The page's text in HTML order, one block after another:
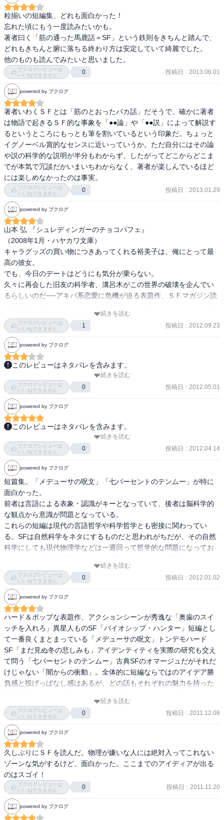
粒揃いの短編集、どれも面白かった！
忘れた頃にもう一度読みたいかも。
著者曰く「筋の通った馬鹿話＝SF」という鉄則をきちんと踏んで、
どれもきちんと腑に落ちる終わり方は安定していて綺麗でした。
他のものも読んでみたいと思いました。
ブクログレビューは
いいねできません
0 投稿日 : 2013.06.01
powered by ブクログ
著者いわくＳＦとは「筋のとおったバカ話」だそうで、確かに著者
は物語で起きるＳＦ的な事象を「●●論」や「●●説」によって解説す
るというところにもっとも筆を割いているという印象だ。ちょっと
イグノーベル賞的なセンスに近いっていうか。ただ自分にはその論
や説の科学的な説明が半分もわからず、したがってどこからどこま
でが本気で冗談だかいまいちわからなく、著者が楽しんでいるほど
には楽しめなかったのは事実。
ブクログレビューは
いいねできません
0 投稿日 : 2013.01.29
powered by ブクログ
山本 弘 『シュレディンガーのチョコパフェ』
（2008年1月・ハヤカワ文庫）
キャラグッズの買い物につきあってくれる裕美子は、俺にとって最
高の彼女。
でも、今日のデートはどうにも気分が乗らない。
久々に再会した旧友の科学者、溝呂木がこの世界の破壊を企んでい
るらしいのだ──アキバ系恋愛に危機が迫る表題作、ＳＦマガジン読
えざる激闘を描く「奥歯のスイッチを入れろ」ほか７篇を収録。
『まだ見ぬ冬の悲しみも』改題文庫化。（早川書房HPより）
2006年1月出版の『まだ見ぬ冬の悲しみも』に短編「七パーセントの
テンムー」を加えて改題、文庫化。
「シュレティンガーのチョコパフェ」
原型は20年以上前に発表されたものらしいが、『ＭＭ９』でも物語
の核となっていた「人間原理」を主題に、マッドサイエンティスト
のちょっとした発明で崩壊していく世界を描いた一篇。
論理的には無茶だが、この人が書くと納得せざるをえない。
量子の世界における不確定性原理を現実世界に当てはめることで、
世界の存在そのものが揺らぎ始める。
各個のアイデンティティを保つのに必要なのは自我ではなく他者へ
の愛だとする理論に万歳三唱。
しかしこの作品の理屈だと、やはり世界の中心には自分がいる、っ
てことなのか？？？
「奥歯のスイッチを入れろ」
いわゆる加速装置をハードＳＦの世界で描いた作品。
不慮の事故によりアンドロイドとして生まれ変わった主人公が、ヒ
ロインを守るために敵のＳＳＳ（ソニック・スピード・ソルジャ
超音速で戦うと言っても、脳の処理速度も４００倍なので、いろい
ろと不都合が多いらしい。
重力、慣性、物質強度の影響を深く考察してあるのが興味深かっ
た。
若い頃に読んだ『ゾウの時間ネズミの時間』（本川達雄・中公新
書）を思い出した。
石ノ森章太郎先生が存命ならば感想を聞いてみたかった。
「バイオシップ・ハンター」
トカゲ型異性人イ・ムロッフ族のみが操縦できる生きた宇宙船「バ
イオシップ」。
イ･ムロッフ族の濡れ衣を晴らすために主人公は彼らの船に同乗して
その謎を追う、という話。
バイオシップの出自が解明されるくだりも白眉だが、異性人の目に
映る地球人という種族という視点が非常に面白い。そこに示される
テーマは限りなく重い。
「メデューサの呪文」
たった８行の詩が地球人類を滅亡の危機に追い込む、というスゴイ
話。
惑星アルハムデュラーで地球の戦艦２隻が衝突大破し、一人を除い
続きを読む
ブクログレビューは
いいねできません
1 投稿日 : 2012.09.23
powered by ブクログ
このレビューはネタバレを含みます。
『アイの物語』を読んで、もっと山本弘の作品を読んでみたいと思
って購入。
短編で7つの物語。どれもおもしろかった。
一番、印象に残ったのは『メデューサの呪文』かな。
一度聴いたら死に至ってしまう言葉。
発想がとてもユニークでおもしろい。
言葉は詩になっていて、比喩などを返し、その詩の本質を読み取る
とそのすごさに発狂してしまう。
逆に、そういった考える力が無い人、ただ聞き流すだけだと致命的
にはならないのでは？
などと思いながら読んでいた。
高校時代にこういった山本弘の短編を妖魔夜行で多く読んでいた
ら、読みなれてるのかもねぇ。
続きを読む
ブクログレビューは
いいねできません
0 投稿日 : 2012.05.01
powered by ブクログ
このレビューはネタバレを含みます。
短編集ですが、まずは表題作について。 「亜夢界」っていう不確定
性の雲に包まれた何ともあやふやな世界を、少しの「創作」から
順々に科学的に説明づけてしまうあたりが非常に面白いところで
す。それになんか、そっちの方がいい世界っぽいし。
あとは「メデューサの呪文」が面白かったですね。かの有名な「殺
人ジョーク」をもう少し真面目に理論的にやろうとするとこうな
る、みたいな感じでｗ
続きを読む
ブクログレビューは
いいねできません
0 投稿日 : 2012.04.14
powered by ブクログ
短篇集。「メデューサの呪文」「七パーセントのテンムー」が特に
面白かった。
前者は言語による表象・認識がキーとなっていて、後者は脳科学的
な観点から意識が問題となっている。
これらの短編は現代の言語哲学や科学哲学とも密接に関わってい
る。SFは自然科学をネタにするものだと思われがちだが、その自然
科学にしても現代物理学などは一週回って哲学的な問題になってお
いのではないか、という暴言をはいておく
続きを読む
ブクログレビューは
いいねできません
0 投稿日 : 2012.01.02
powered by ブクログ
ハード＆ポップな表題作、アクションシーンが秀逸な「奥歯のスイ
ッチを入れろ」異星人ものSF「バイオシップ・ハンター」短編とし
て一番良くまとまっている「メデューサの呪文」トンデモハード
SF「まだ見ぬ冬の悲しみも」アイデンティティを実際の研究も交え
て問う「七パーセントのテンムー」古典SFのオマージュだがそれだ
けじゃない「闇からの衝動」。全体的に短編ならではのアイデア勝
負感と投げっぱなし感はあるが、どの話もそれぞれの魅力を持った
っと詰まった佳作だったな。
続きを読む
ブクログレビューは
いいねできません
0 投稿日 : 2011.12.08
powered by ブクログ
久しぶりにＳＦを読んだ。物理が嫌いな人には絶対入ってこれない
ゾーンな気がするけど、面白かった。ここまでのアイディアが出る
のはスゴイ！
ブクログレビューは
いいねできません
0 投稿日 : 2011.11.20
powered by ブクログ